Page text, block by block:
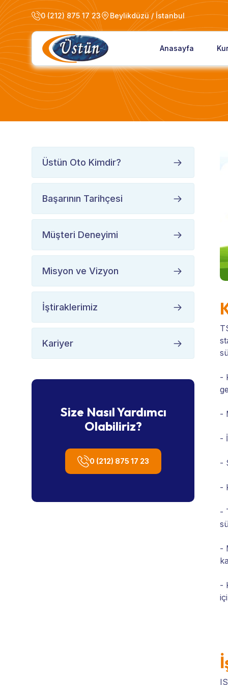
0 (212) 875 17 23 Beylikdüzü / İstanbul
Anasayfa
-
-
-
-
-
-
-
-
Üstün Oto Kimdir?
Başarının Tarihçesi
Müşteri Deneyimi
Misyon ve Vizyon
İştiraklerimiz
Kariyer
Size Nasıl Yardımcı
Olabiliriz?
0 (212) 875 17 23